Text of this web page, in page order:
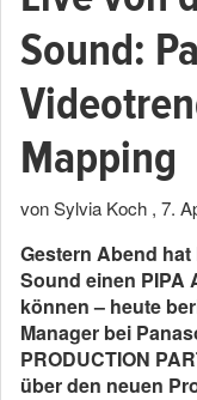
Sound:
Mapping
von Sylvia Koch , 7.
Gestern Abend
Sound einen PIPA
können – heute
Manager bei
PRODUCTION
über den neuen